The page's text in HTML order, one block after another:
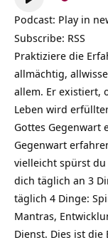
Player
Podcast: Play in
Subscribe: RSS
Praktiziere die
allmächtig,
allem. Er existiert,
Leben wird
Gottes Gegenwart
Gegenwart
vielleicht spürst
dich täglich an 3
täglich 4 Dinge:
Mantras,
Dienst. Dies ist die